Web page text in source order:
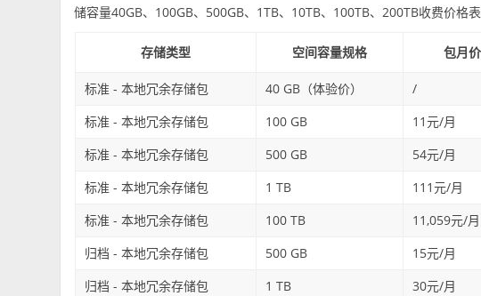
储容量40GB、100GB、500GB、1TB、10TB、100TB、200TB收费价格表
存储类型 空间容量规格 包月
标准 - 本地冗余存储包 40 GB（体验价） /
标准 - 本地冗余存储包
100 GB 11元/月
标准 - 本地冗余存储包
500 GB 54元/月
标准 - 本地冗余存储包
1 TB 111元/月
标准 - 本地冗余存储包
100 TB 11,059元/月
归档 - 本地冗余存储包
500 GB 15元/月
归档 - 本地冗余存储包
1 TB 30元/月